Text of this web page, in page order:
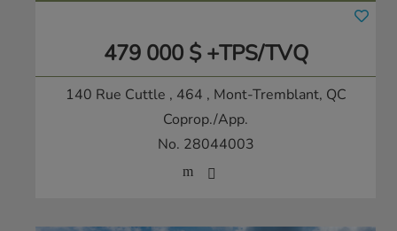
479 000 $ +TPS/TVQ
140 Rue Cuttle , 464 , Mont-Tremblant, QC
Coprop./App.
No. 28044003